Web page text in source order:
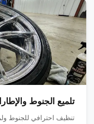
تلميع الجنوط
تنظيف احترافي للجنوط